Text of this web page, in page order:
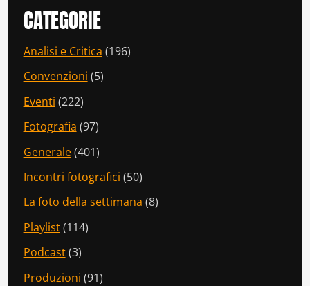
CATEGORIE
Analisi e Critica (196)
Convenzioni (5)
Eventi (222)
Fotografia (97)
Generale(401)
Incontri fotografici (50)
La foto della settimana (8)
Playlist(114)
Podcast(3)
Produzioni (91)